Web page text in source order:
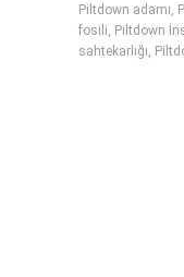
Piltdown adamı,
fosili, Piltdown
sahtekarlığı,